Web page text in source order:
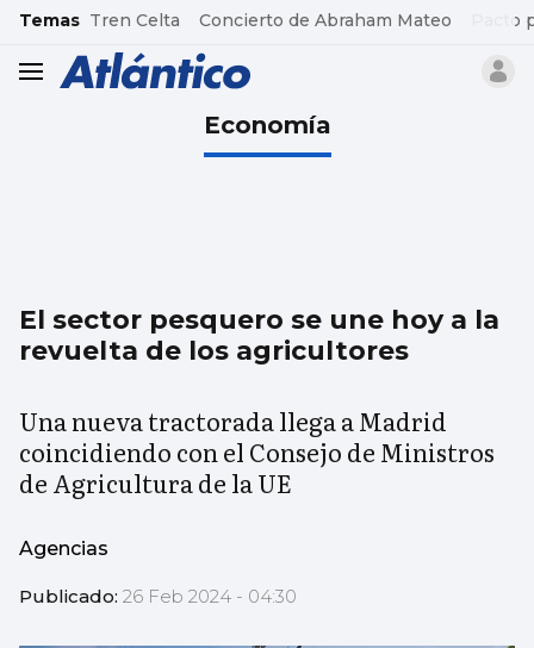
common.go-to-content
Temas Tren Celta Concierto de Abraham Mateo Pacto
header.menu.open
Economía
El sector pesquero se une hoy a la
revuelta de los agricultores
Una nueva tractorada llega a Madrid
coincidiendo con el Consejo de Ministros
de Agricultura de la UE
Agencias
Publicado: 26 Feb 2024 - 04:30